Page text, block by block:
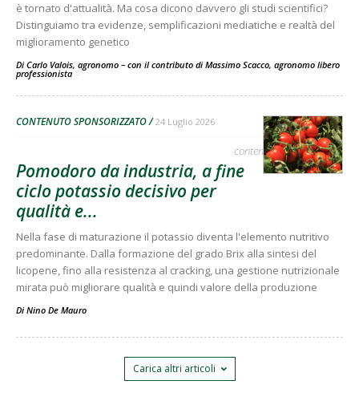
è tornato d'attualità. Ma cosa dicono davvero gli studi scientifici?
Distinguiamo tra evidenze, semplificazioni mediatiche e realtà del
miglioramento genetico
Di Carlo Valois, agronomo – con il contributo di Massimo Scacco, agronomo libero
professionista -
CONTENUTO SPONSORIZZATO 24 Luglio 2026
contenuto sponsorizzato
Pomodoro da industria, a fine
ciclo potassio decisivo per
qualità e...
Nella fase di maturazione il potassio diventa l'elemento nutritivo
predominante. Dalla formazione del grado Brix alla sintesi del
licopene, fino alla resistenza al cracking, una gestione nutrizionale
mirata può migliorare qualità e quindi valore della produzione
Di Nino De Mauro
Carica altri articoli